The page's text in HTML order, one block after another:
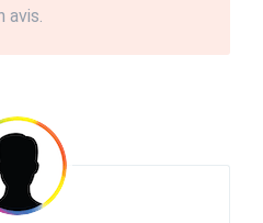
avis.